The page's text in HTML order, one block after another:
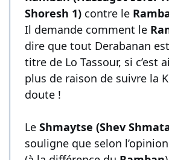
Shoresh 1) contre le
Il demande comment le
dire que tout Derabanan
titre de Lo Tassour, si c’est
plus de raison de suivre la
doute !
Le Shmaytse (Shev
souligne que selon